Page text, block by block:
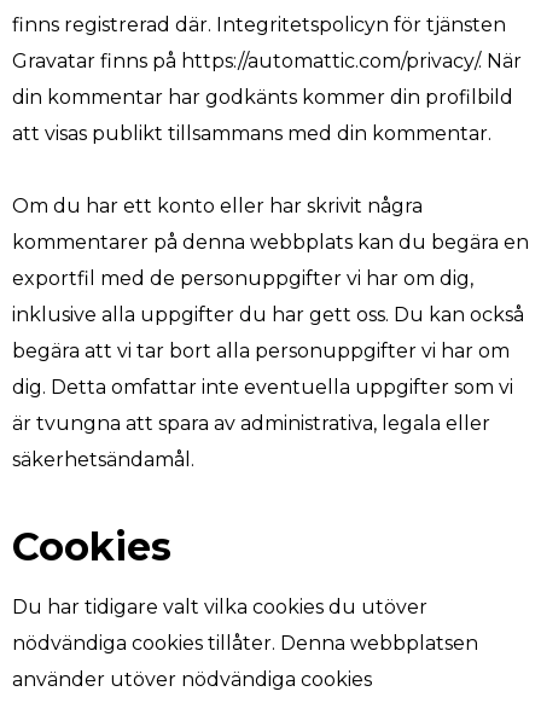
finns registrerad där. Integritetspolicyn för tjänsten
Gravatar finns på https://automattic.com/privacy/. När
din kommentar har godkänts kommer din profilbild
att visas publikt tillsammans med din kommentar.
Om du har ett konto eller har skrivit några
kommentarer på denna webbplats kan du begära en
exportfil med de personuppgifter vi har om dig,
inklusive alla uppgifter du har gett oss. Du kan också
begära att vi tar bort alla personuppgifter vi har om
dig. Detta omfattar inte eventuella uppgifter som vi
är tvungna att spara av administrativa, legala eller
säkerhetsändamål.
Cookies
Du har tidigare valt vilka cookies du utöver
nödvändiga cookies tillåter. Denna webbplatsen
använder utöver nödvändiga cookies